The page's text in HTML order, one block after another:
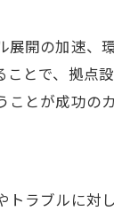
開の加速、
とで、拠点
とが成功のカ
ラブルに対